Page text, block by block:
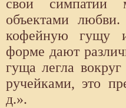
свои симпатии
объектами любви.
кофейную гущу и
форме дают
гуща легла
ручейками, это
д.».